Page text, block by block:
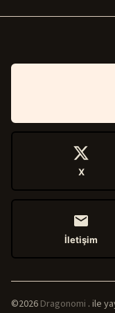
X
İletişim
©2026Dragonomi .ile